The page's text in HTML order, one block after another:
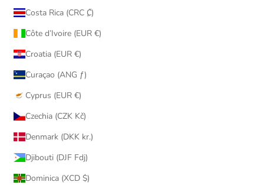
Costa Rica (CRC ₡)
Côte d’Ivoire (EUR €)
Croatia (EUR €)
Curaçao (ANG ƒ)
Cyprus (EUR €)
Czechia (CZK Kč)
Denmark (DKK kr.)
Djibouti (DJF Fdj)
Dominica (XCD $)